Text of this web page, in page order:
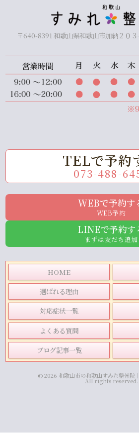
〒640-8391 和歌山県和歌山市加納２０
TELで予約
073-488-
WEBで予約す
WEB予約
LINEで予約す
まずは友だち追加
HOME
選ばれる理由
対応症状一覧
よくある質問
ブログ記事一覧
© 2026 和歌山市の和歌山すみれ整骨院
All rights reserved.